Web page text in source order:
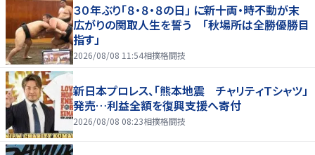
３０年ぶり「８・８・８の日」 に新十両・時不動が末
広がりの関取人生を誓う 「秋場所は全勝優勝目
指す」
2026/08/08 11:54相撲格闘技
新日本プロレス、「熊本地震 チャリティＴシャツ」
発売…利益全額を復興支援へ寄付
2026/08/08 08:23相撲格闘技